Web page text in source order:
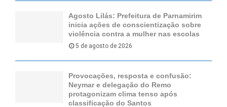
Agosto Lilás: Prefeitura de Parnamirim
inicia ações de conscientização sobre
violência contra a mulher nas escolas
5 de agosto de 2026
Provocações, resposta e confusão:
Neymar e delegação do Remo
protagonizam clima tenso após
classificação do Santos